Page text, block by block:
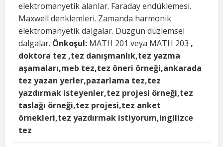
elektromanyetik alanlar. Faraday endüklemesi.
Maxwell denklemleri. Zamanda harmonik
elektromanyetik dalgalar. Düzgün düzlemsel
dalgalar. Önkoşul: MATH 201 veya MATH 203 ,
doktora tez ,tez danışmanlık,tez yazma
aşamaları,meb tez,tez öneri örneği,ankarada
tez yazan yerler,pazarlama tez,tez
yazdırmak isteyenler,tez projesi örneği,tez
taslağı örneği,tez projesi,tez anket
örnekleri,tez yazdırmak istiyorum,ingilizce
tez